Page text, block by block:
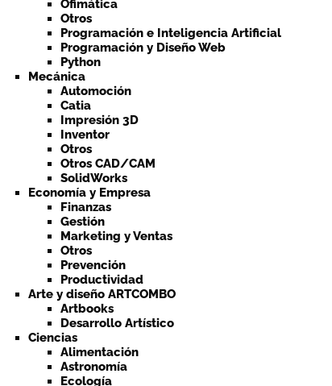
Ofimática
Otros
Programación e Inteligencia Artificial
Programación y Diseño Web
Python
Mecánica
Automoción
Catia
Impresión 3D
Inventor
Otros
Otros CAD/CAM
SolidWorks
Economía y Empresa
Finanzas
Gestión
Marketing y Ventas
Otros
Prevención
Productividad
Arte y diseño ARTCOMBO
Artbooks
Desarrollo Artístico
Ciencias
Alimentación
Astronomía
Ecología